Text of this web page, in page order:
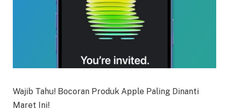
Wajib Tahu! Bocoran Produk Apple Paling Dinanti
Maret Ini!